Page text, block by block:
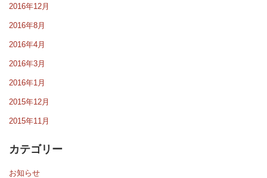
2016年12月
2016年8月
2016年4月
2016年3月
2016年1月
2015年12月
2015年11月
カテゴリー
お知らせ